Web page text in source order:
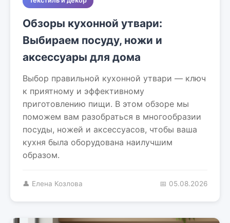
Обзоры кухонной утвари:
Выбираем посуду, ножи и
аксессуары для дома
Выбор правильной кухонной утвари — ключ
к приятному и эффективному
приготовлению пищи. В этом обзоре мы
поможем вам разобраться в многообразии
посуды, ножей и аксессуасов, чтобы ваша
кухня была оборудована наилучшим
образом.
👤 Елена Козлова 📅 05.08.2026